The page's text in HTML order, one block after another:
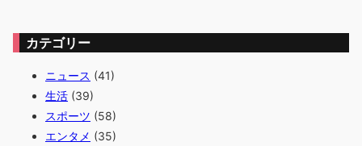
カテゴリー
ニュース (41)
生活 (39)
スポーツ (58)
エンタメ (35)